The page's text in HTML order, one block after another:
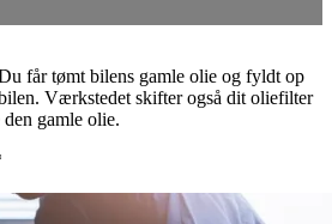
får tømt bilens gamle olie og fyldt op
Værkstedet skifter også dit oliefilter
gamle olie.